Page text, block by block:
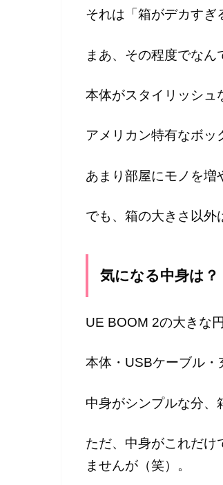
それは「箱がデカすぎ
まあ、その程度でなん
本体がスタイリッシュ
アメリカン特有なボッ
あまり部屋にモノを増
でも、箱の大きさ以外
気になる中身は？
UE BOOM 2の大きな
本体・USBケーブル・
中身がシンプルな分、
ただ、中身がこれだけ
ませんが（笑）。